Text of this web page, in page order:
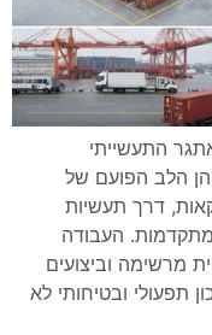
התעשייתי
הלב הפועם של
דרך תעשיות
מתקדמות. העבודה
מרשימה וביצועים
תפעולי ובטיחותי לא